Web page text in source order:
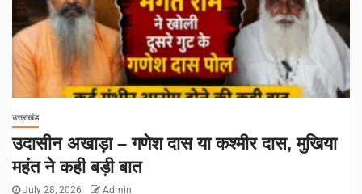
उत्तराखंड
उदासीन अखाड़ा – गणेश दास या कश्मीर दास, मुखिया
महंत ने कही बड़ी बात
July 28, 2026 Admin